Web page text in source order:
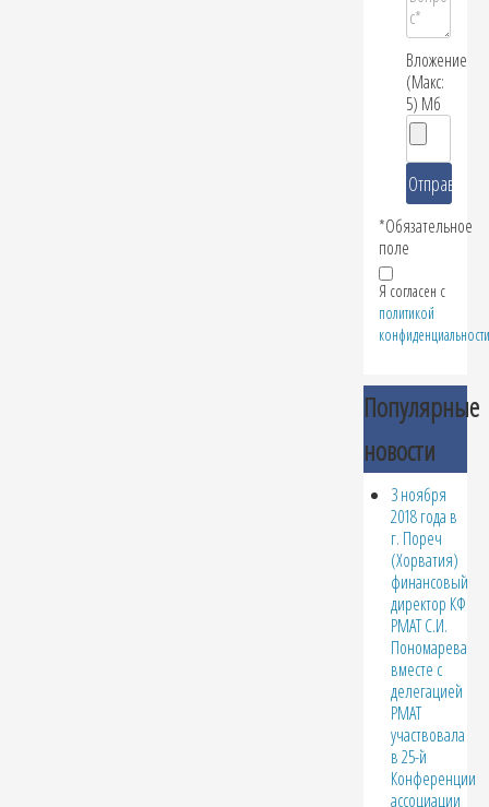
Вложение
(Макс:
5) Мб
*Обязательное
поле
Я согласен с
политикой
конфиденциальности
Популярные
новости
3 ноября
2018 года в
г. Пореч
(Хорватия)
финансовый
директор КФ
РМАТ С.И.
Пономарева
вместе с
делегацией
РМАТ
участвовала
в 25-й
Конференции
ассоциации